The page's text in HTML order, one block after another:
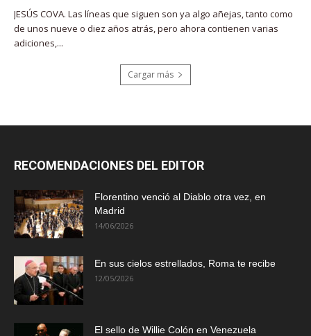
JESÚS COVA. Las líneas que siguen son ya algo añejas, tanto como
de unos nueve o diez años atrás, pero ahora contienen varias
adiciones,...
Cargar más
RECOMENDACIONES DEL EDITOR
Florentino venció al Diablo otra vez, en
Madrid
14/06/2026
En sus cielos estrellados, Roma te recibe
12/05/2026
El sello de Willie Colón en Venezuela